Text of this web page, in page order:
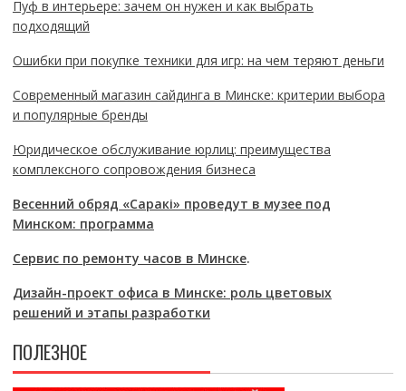
Пуф в интерьере: зачем он нужен и как выбрать
подходящий
Ошибки при покупке техники для игр: на чем теряют деньги
Современный магазин сайдинга в Минске: критерии выбора
и популярные бренды
Юридическое обслуживание юрлиц: преимущества
комплексного сопровождения бизнеса
Весенний обряд «Саракі» проведут в музее под
Минском: программа
Сервис по ремонту часов в Минске.
Дизайн-проект офиса в Минске: роль цветовых
решений и этапы разработки
ПОЛЕЗНОЕ